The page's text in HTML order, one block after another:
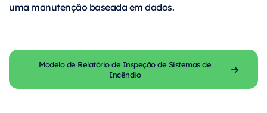
uma manutenção baseada em dados.
Modelo de Relatório de Inspeção de Sistemas de
Incêndio